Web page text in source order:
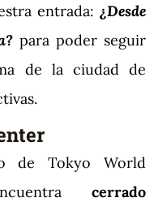
entrada: ¿Desde
para poder seguir
de la ciudad de
de Tokyo World
cerrado